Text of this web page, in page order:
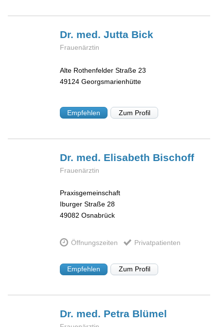
Dr. med. Jutta Bick
Frauenärztin
Alte Rothenfelder Straße 23
49124 Georgsmarienhütte
Empfehlen Zum Profil
Dr. med. Elisabeth Bischoff
Frauenärztin
Praxisgemeinschaft
Iburger Straße 28
49082 Osnabrück
Öffnungszeiten Privatpatienten
Empfehlen Zum Profil
Dr. med. Petra Blümel